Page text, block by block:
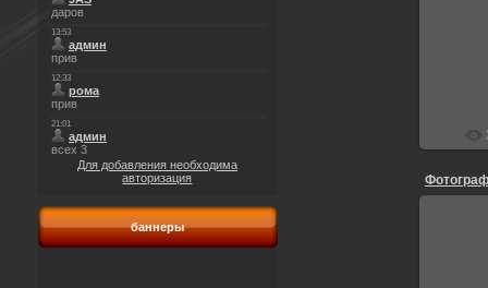
Для добавления необходима
авторизация
баннеры